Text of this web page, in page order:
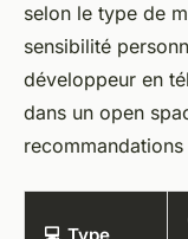
selon le type de
sensibilité
développeur en
dans un open